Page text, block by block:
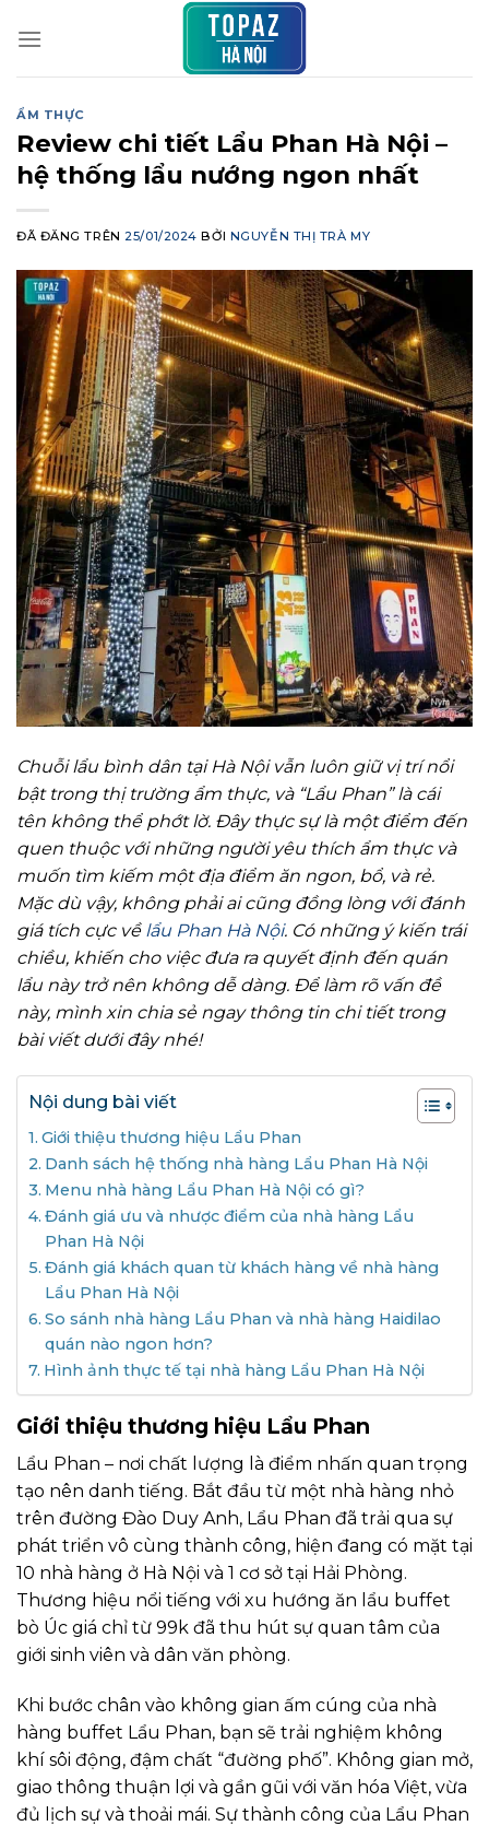
đến
ẨM THỰC
Review chi tiết Lẩu Phan Hà Nội –
hệ thống lẩu nướng ngon nhất
ĐÃ ĐĂNG TRÊN25/01/2024 BỞI NGUYỄN THỊ TRÀ MY
Chuỗi lẩu bình dân tại Hà Nội vẫn luôn giữ vị trí nổi
bật trong thị trường ẩm thực, và “Lẩu Phan” là cái
tên không thể phớt lờ. Đây thực sự là một điểm đến
quen thuộc với những người yêu thích ẩm thực và
muốn tìm kiếm một địa điểm ăn ngon, bổ, và rẻ.
Mặc dù vậy, không phải ai cũng đồng lòng với đánh
giá tích cực về lẩu Phan Hà Nội. Có những ý kiến trái
chiều, khiến cho việc đưa ra quyết định đến quán
lẩu này trở nên không dễ dàng. Để làm rõ vấn đề
này, mình xin chia sẻ ngay thông tin chi tiết trong
bài viết dưới đây nhé!
Nội dung bài viết
Giới thiệu thương hiệu Lẩu Phan
Danh sách hệ thống nhà hàng Lẩu Phan Hà Nội
Menu nhà hàng Lẩu Phan Hà Nội có gì?
Đánh giá ưu và nhược điểm của nhà hàng Lẩu
Phan Hà Nội
Đánh giá khách quan từ khách hàng về nhà hàng
Lẩu Phan Hà Nội
So sánh nhà hàng Lẩu Phan và nhà hàng Haidilao
quán nào ngon hơn?
Hình ảnh thực tế tại nhà hàng Lẩu Phan Hà Nội
Giới thiệu thương hiệu Lẩu Phan
Lẩu Phan – nơi chất lượng là điểm nhấn quan trọng
tạo nên danh tiếng. Bắt đầu từ một nhà hàng nhỏ
trên đường Đào Duy Anh, Lẩu Phan đã trải qua sự
phát triển vô cùng thành công, hiện đang có mặt tại
10 nhà hàng ở Hà Nội và 1 cơ sở tại Hải Phòng.
Thương hiệu nổi tiếng với xu hướng ăn lẩu buffet
bò Úc giá chỉ từ 99k đã thu hút sự quan tâm của
giới sinh viên và dân văn phòng.
Khi bước chân vào không gian ấm cúng của nhà
hàng buffet Lẩu Phan, bạn sẽ trải nghiệm không
khí sôi động, đậm chất “đường phố”. Không gian mở,
giao thông thuận lợi và gần gũi với văn hóa Việt, vừa
đủ lịch sự và thoải mái. Sự thành công của Lẩu Phan